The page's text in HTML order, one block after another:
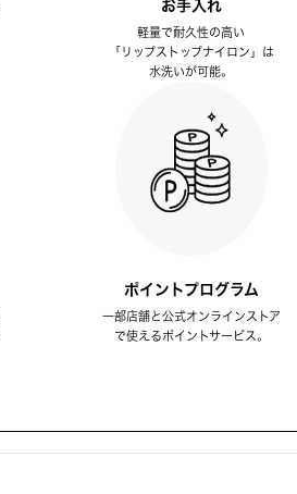
お手入れ
軽量で耐久性の高い
「リップストップナイロン」は
水洗いが可能。
ポイントプログラム
一部店舗と公式オンラインストア
で使えるポイントサービス。